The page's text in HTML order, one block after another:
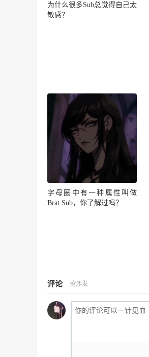
为什么很多Sub总觉得自己太
敏感？
字母圈中有一种属性叫做
Brat Sub，你了解过吗？
评论 抢沙发